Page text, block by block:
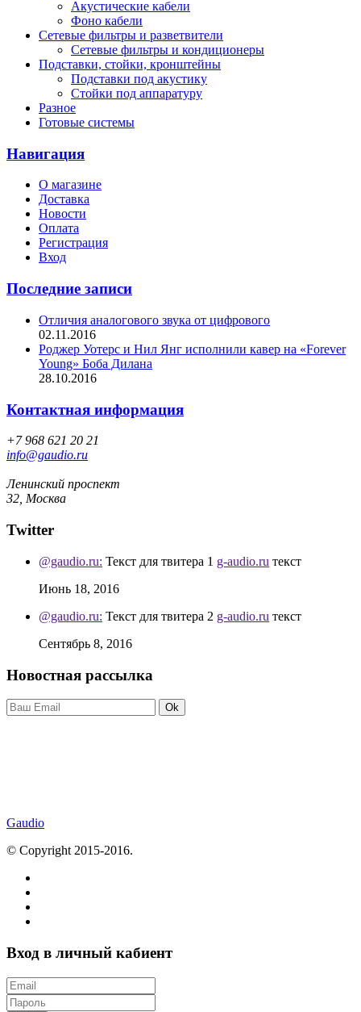
Акустические кабели
Фоно кабели
Сетевые фильтры и разветвители
Сетевые фильтры и кондиционеры
Подставки, стойки, кронштейны
Подставки под акустику
Стойки под аппаратуру
Разное
Готовые системы
Навигация
О магазине
Доставка
Новости
Оплата
Регистрация
Вход
Последние записи
Отличия аналогового звука от цифрового
02.11.2016
Роджер Уотерс и Нил Янг исполнили кавер на «Forever
Young» Боба Дилана
28.10.2016
Контактная информация
+7 968 621 20 21
info@gaudio.ru
Ленинский проспект
32, Москва
Twitter
@gaudio.ru: Текст для твитера 1 g-audio.ru текст
Июнь 18, 2016
@gaudio.ru: Текст для твитера 2 g-audio.ru текст
Сентябрь 8, 2016
Новостная рассылка
Ok
Gaudio
© Copyright 2015-2016.
Вход в личный кабиент